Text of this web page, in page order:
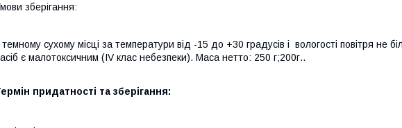
зберігання:
темному сухому місці за температури від -15 до +30 градусів і вологості повітря не
є малотоксичним (IV клас небезпеки). Маса нетто: 250 г;200г..
придатності та зберігання: